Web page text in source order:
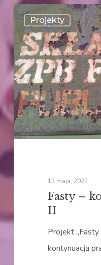
Projekty
Fasty
–
kolejne
historie
II
13 maja, 2023
Fasty –
II
Projekt
kontynuacją